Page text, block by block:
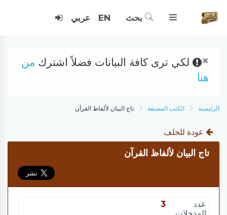
بحث EN عربي
× لكي ترى كافة البيانات فضلاً اشترك من
هنا
الرئيسية الكتب المصنفة تاج البيان لألفاظ القرآن
عودة للخلف
تاج البيان لألفاظ القرآن
عدد
3